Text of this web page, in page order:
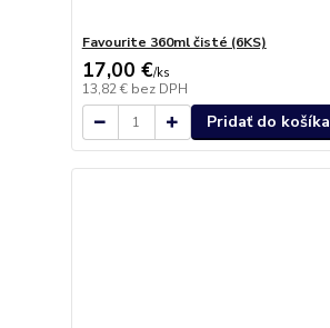
Favourite 360ml čisté (6KS)
17,00 €/ks
13,82 € bez DPH
Pridať do košíka